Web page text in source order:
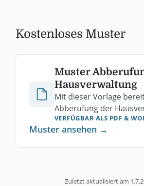
Kostenloses Muster
Muster
Hausverwaltung
Mit dieser Vorlage
Abberufung der
durch Beschluss der
VERFÜGBAR ALS PDF &
Muster ansehen →
Zuletzt aktualisiert am